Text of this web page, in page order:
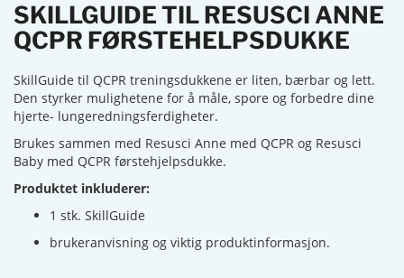
SKILLGUIDE TIL RESUSCI ANNE
QCPR FØRSTEHELPSDUKKE
SkillGuide til QCPR treningsdukkene er liten, bærbar og lett.
Den styrker mulighetene for å måle, spore og forbedre dine
hjerte- lungeredningsferdigheter.
Brukes sammen med Resusci Anne med QCPR og Resusci
Baby med QCPR førstehjelpsdukke.
Produktet inkluderer:
1 stk. SkillGuide
brukeranvisning og viktig produktinformasjon.